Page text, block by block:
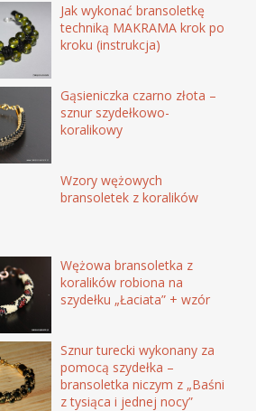
Jak wykonać bransoletkę
techniką MAKRAMA krok po
kroku (instrukcja)
Gąsieniczka czarno złota –
sznur szydełkowo-
koralikowy
Wzory wężowych
bransoletek z koralików
Wężowa bransoletka z
koralików robiona na
szydełku „Łaciata” + wzór
Sznur turecki wykonany za
pomocą szydełka –
bransoletka niczym z „Baśni
z tysiąca i jednej nocy”